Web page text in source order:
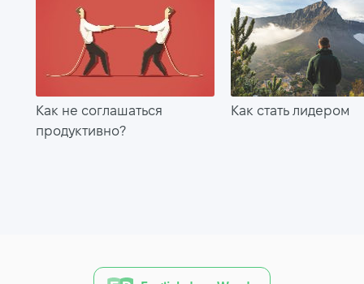
Как не соглашаться
продуктивно?
Как стать лидером